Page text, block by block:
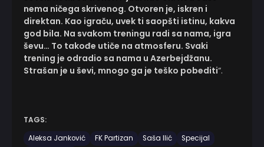
nema ničega skrivenog. Otvoren je, iskren i
direktan. Kao igraču, uvek ti saopšti istinu, kakva
god bila. Na svakom treningu radi sa nama, igra
ševu… To takođe utiče na atmosferu. Svaki
trening je odradio sa nama u Azerbejdžanu.
Strašan je u ševi, mnogo ga je teško pobediti“.
TAGS:
Aleksa Janković
FK Partizan Saša Ilić
Specijal